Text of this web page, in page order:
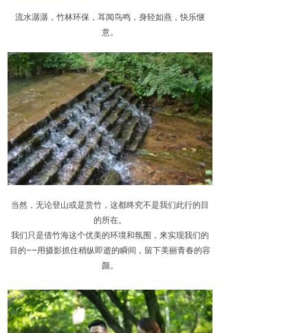
流水潺潺，竹林环保，耳闻鸟鸣，身轻如燕，快乐惬
意。
当然，无论登山或是赏竹，这都终究不是我们此行的目
的所在。
我们只是借竹海这个优美的环境和氛围，来实现我们的
目的——用摄影抓住稍纵即逝的瞬间，留下美丽青春的容
颜。